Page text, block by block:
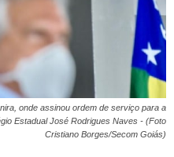
onde assinou ordem de serviço para a
Estadual José Rodrigues Naves - (Foto
Cristiano Borges/Secom Goiás)